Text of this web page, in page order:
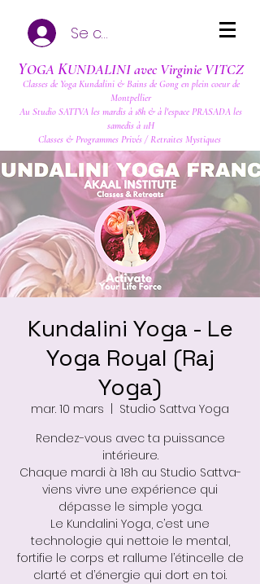
Se connecter
YOGA KUNDALINI avec Virginie VITCZ
Classes de Yoga Kundalini & Bains de Gong en plein coeur de
Montpellier
Au Studio SATTVA les mardis à 18h & à l'espace PRASADA les
samedis à 11H
Classes & Programmes Privés / Retraites Mystiques
Kundalini Yoga - Le
Yoga Royal (Raj
Yoga)
mar. 10 mars
Studio Sattva Yoga
Rendez-vous avec ta puissance
intérieure.
Chaque mardi à 18h au Studio Sattva-
viens vivre une expérience qui
dépasse le simple yoga.
Le Kundalini Yoga, c’est une
technologie qui nettoie le mental,
fortifie le corps et rallume l’étincelle de
clarté et d’énergie qui dort en toi.